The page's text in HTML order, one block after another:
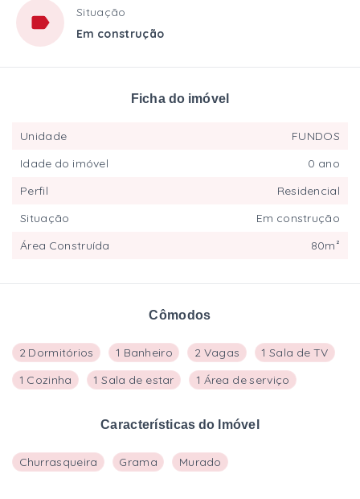
Situação
Em construção
Cômodos
2 Dormitórios 1 Banheiro 2 Vagas
1 Sala de TV
1 Cozinha
1 Sala de estar 1 Área de serviço
Características do Imóvel
Churrasqueira Grama Murado
Ficha do imóvel
Unidade
FUNDOS
Idade do imóvel
0 ano
Perfil
Residencial
Situação
Em construção
Área Construída
80m²